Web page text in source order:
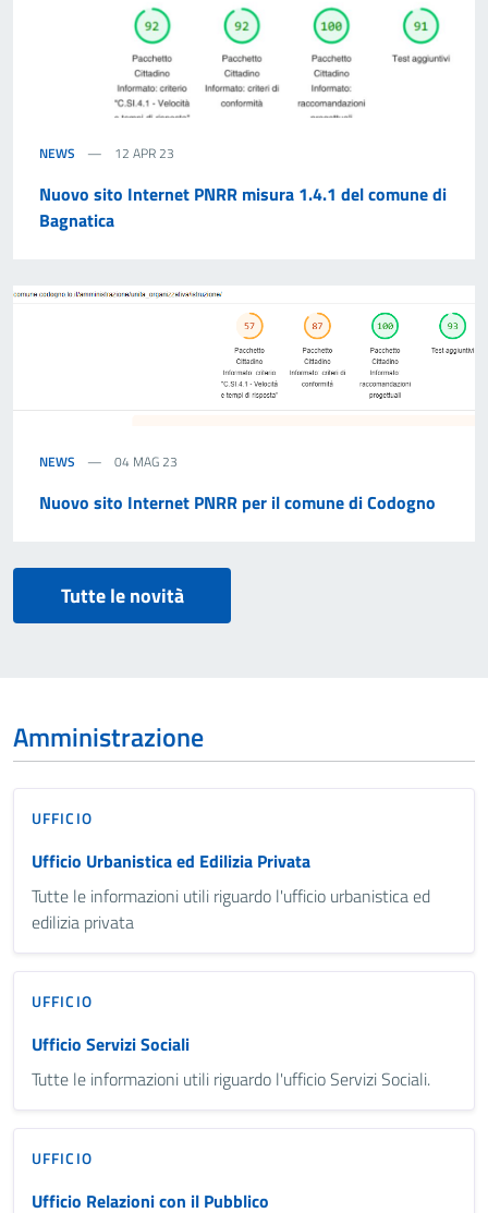
NEWS 12 APR 23
Nuovo sito Internet PNRR misura 1.4.1 del comune di
Bagnatica
NEWS 04 MAG 23
Nuovo sito Internet PNRR per il comune di Codogno
Tutte le novità
Amministrazione
UFFICIO
Ufficio Urbanistica ed Edilizia Privata
Tutte le informazioni utili riguardo l'ufficio urbanistica ed
edilizia privata
UFFICIO
Ufficio Servizi Sociali
Tutte le informazioni utili riguardo l'ufficio Servizi Sociali.
UFFICIO
Ufficio Relazioni con il Pubblico